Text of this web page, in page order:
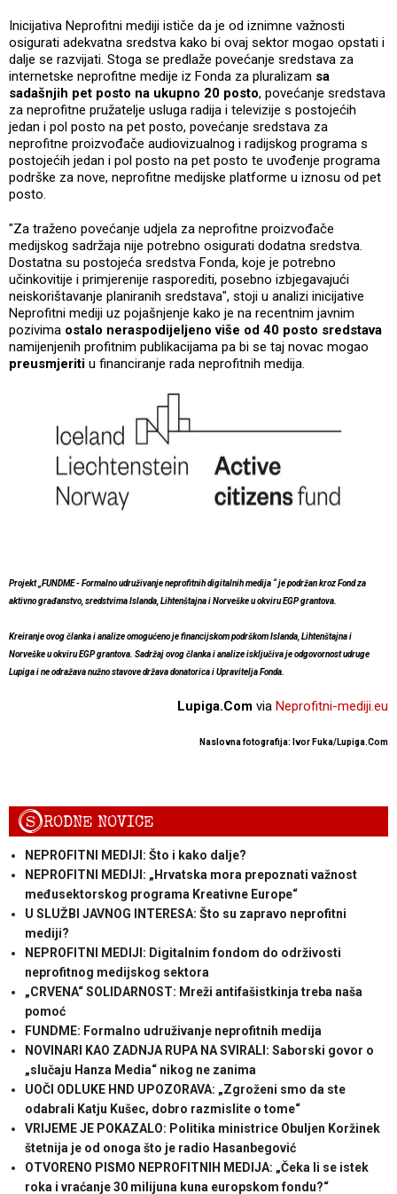
Inicijativa Neprofitni mediji ističe da je od iznimne važnosti
osigurati adekvatna sredstva kako bi ovaj sektor mogao opstati i
dalje se razvijati. Stoga se predlaže povećanje sredstava za
internetske neprofitne medije iz Fonda za pluralizam sa
sadašnjih pet posto na ukupno 20 posto, povećanje sredstava
za neprofitne pružatelje usluga radija i televizije s postojećih
jedan i pol posto na pet posto, povećanje sredstava za
neprofitne proizvođače audiovizualnog i radijskog programa s
postojećih jedan i pol posto na pet posto te uvođenje programa
podrške za nove, neprofitne medijske platforme u iznosu od pet
posto.
"Za traženo povećanje udjela za neprofitne proizvođače
medijskog sadržaja nije potrebno osigurati dodatna sredstva.
Dostatna su postojeća sredstva Fonda, koje je potrebno
učinkovitije i primjerenije rasporediti, posebno izbjegavajući
neiskorištavanje planiranih sredstava", stoji u analizi inicijative
Neprofitni mediji uz pojašnjenje kako je na recentnim javnim
pozivima ostalo neraspodijeljeno više od 40 posto sredstava
namijenjenih profitnim publikacijama pa bi se taj novac mogao
preusmjeriti u financiranje rada neprofitnih medija.
Projekt „FUNDME - Formalno udruživanje neprofitnih digitalnih medija “ je podržan kroz Fond za
aktivno građanstvo, sredstvima Islanda, Lihtenštajna i Norveške u okviru EGP grantova.
Kreiranje ovog članka i analize omogućeno je financijskom podrškom Islanda, Lihtenštajna i
Norveške u okviru EGP grantova. Sadržaj ovog članka i analize isključiva je odgovornost udruge
Lupiga i ne odražava nužno stavove država donatorica i Upravitelja Fonda.
Lupiga.Com via Neprofitni-mediji.eu
Naslovna fotografija: Ivor Fuka/Lupiga.Com
SRODNE NOVICE
NEPROFITNI MEDIJI: Što i kako dalje?
NEPROFITNI MEDIJI: „Hrvatska mora prepoznati važnost
međusektorskog programa Kreativne Europe“
U SLUŽBI JAVNOG INTERESA: Što su zapravo neprofitni
mediji?
NEPROFITNI MEDIJI: Digitalnim fondom do održivosti
neprofitnog medijskog sektora
„CRVENA“ SOLIDARNOST: Mreži antifašistkinja treba naša
pomoć
FUNDME: Formalno udruživanje neprofitnih medija
NOVINARI KAO ZADNJA RUPA NA SVIRALI: Saborski govor o
„slučaju Hanza Media“ nikog ne zanima
UOČI ODLUKE HND UPOZORAVA: „Zgroženi smo da ste
odabrali Katju Kušec, dobro razmislite o tome“
VRIJEME JE POKAZALO: Politika ministrice Obuljen Koržinek
štetnija je od onoga što je radio Hasanbegović
OTVORENO PISMO NEPROFITNIH MEDIJA: „Čeka li se istek
roka i vraćanje 30 milijuna kuna europskom fondu?“